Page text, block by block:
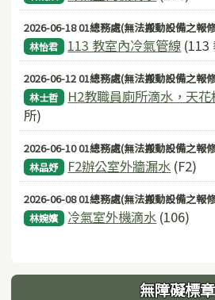
2026-06-18 01總務處(無法搬動設備之報
林怡君 113 教室內冷氣管線 (113
2026-06-12 01總務處(無法搬動設備之報
林士哲 H2教職員廁所滴水，天
所)
2026-06-10 01總務處(無法搬動設備之報
林品妤 F2辦公室外牆漏水 (F2)
2026-06-08 01總務處(無法搬動設備之報
林婉嬪 冷氣室外機滴水 (106)
無障礙標章